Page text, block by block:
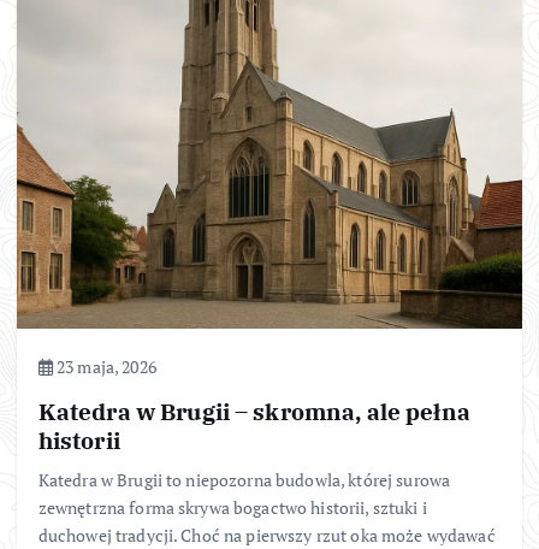
23 maja, 2026
Katedra w Brugii – skromna, ale pełna
historii
Katedra w Brugii to niepozorna budowla, której surowa
zewnętrzna forma skrywa bogactwo historii, sztuki i
duchowej tradycji. Choć na pierwszy rzut oka może wydawać